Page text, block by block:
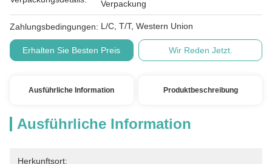
Verpackung
Zahlungsbedingungen: L/C, T/T, Western Union
Erhalten Sie Besten Preis Wir Reden Jetzt.
Ausführliche Information Produktbeschreibung
Ausführliche Information
Herkunftsort: